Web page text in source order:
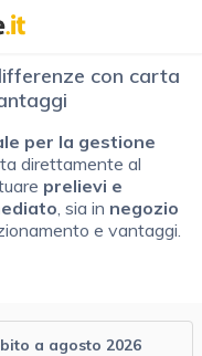
con carta
per la gestione
direttamente al
prelievi e
, sia in negozio
e vantaggi.
a agosto 2026